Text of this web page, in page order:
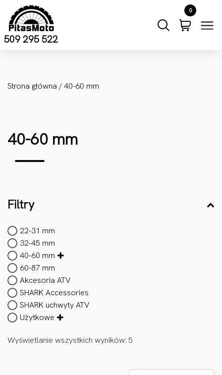
Przejdź do treści
509 295 522
0
Strona główna / 40-60 mm
40-60 mm
Filtry
22-31 mm
32-45 mm
40-60 mm
60-87 mm
Akcesoria ATV
SHARK Accessories
SHARK uchwyty ATV
Użytkowe
Wyświetlanie wszystkich wyników: 5